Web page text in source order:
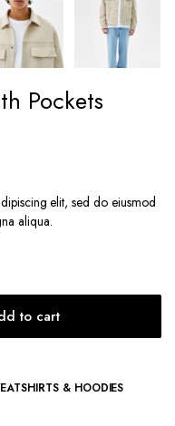
Pockets
elit, sed do eiusmod
aliqua.
to cart
& HOODIES